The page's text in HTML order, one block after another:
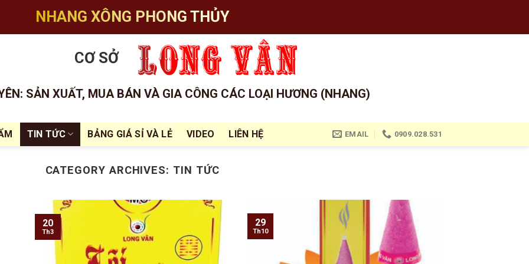
NHANG XÔNG PHONG THỦY
CƠ SỞ
SẢN XUẤT, MUA BÁN VÀ GIA CÔNG CÁC LOẠI HƯƠNG (NHANG)
TIN TỨC BẢNG GIÁ SỈ VÀ LẺ VIDEO LIÊN HỆ EMAIL 0909.028.531
CATEGORY ARCHIVES: TIN TỨC
20
Th3
29
Th10